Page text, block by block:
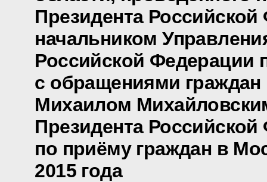
Президента
начальником
Российской Федерации
с обращениями граждан
Михаилом
Президента
по приёму граждан в
2015 года